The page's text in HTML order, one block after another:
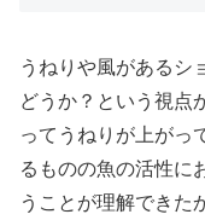
うねりや風があるシ
どうか？という視点
ってうねりが上がっ
るものの魚の活性に
うことが理解できた